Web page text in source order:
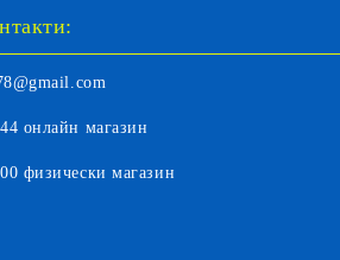
онлайн магазин
физически магазин